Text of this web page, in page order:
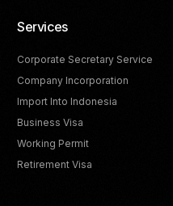
Services
Corporate Secretary Service
Company Incorporation
Import Into Indonesia
Business Visa
Working Permit
Retirement Visa